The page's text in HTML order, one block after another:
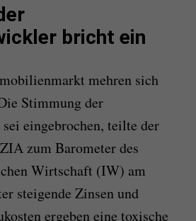
bricht ein
mehren sich
Stimmung der
eingebrochen, teilte der
zum Barometer des
Wirtschaft (IW) am
steigende Zinsen und
ergeben eine toxische